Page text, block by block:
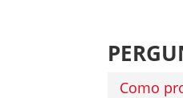
Como